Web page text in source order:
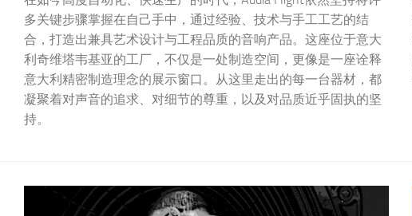
在如今高度自动化、快速生产的时代，Audia Flight依然坚持将许
多关键步骤掌握在自己手中，通过经验、技术与手工工艺的结
合，打造出兼具艺术设计与工程品质的音响产品。这座位于意大
利奇维塔韦基亚的工厂，不仅是一处制造空间，更像是一座诠释
意大利精密制造理念的展示窗口。从这里走出的每一台器材，都
凝聚着对声音的追求、对细节的尊重，以及对品质近乎固执的坚